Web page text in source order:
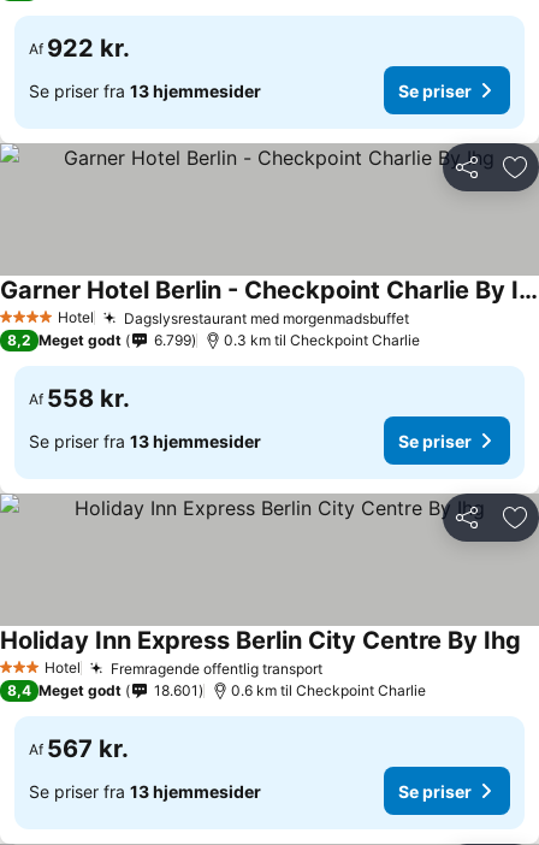
Af 922 kr.
Se priser fra 13 hjemmesider Se priser
Del
4 StjernerHotel Dagslysrestaurant med morgenmadsbuffet
Garner Hotel Berlin - Checkpoint Charlie By Ihg
8,2 Meget godt 6.799 0.3 km til Checkpoint Charlie
Af 558 kr.
Se priser fra 13 hjemmesider Se priser
Del
3 StjernerHotel Fremragende offentlig transport
Holiday Inn Express Berlin City Centre By Ihg
8,4 Meget godt 18.601 0.6 km til Checkpoint Charlie
Af 567 kr.
Se priser fra 13 hjemmesider Se priser